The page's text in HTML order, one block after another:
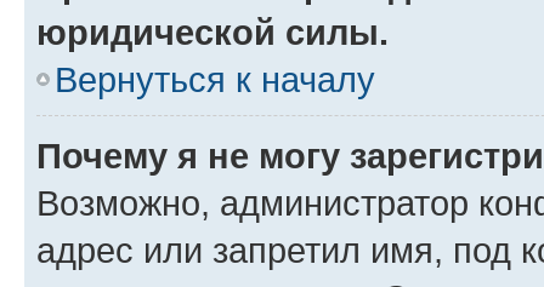
юридической силы.
Вернуться к началу
Почему я не могу
Возможно, администратор
адрес или запретил имя, под